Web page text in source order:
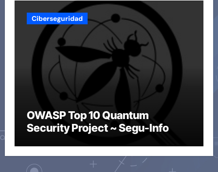
Ciberseguridad
OWASP Top 10 Quantum
Security Project ~ Segu-Info